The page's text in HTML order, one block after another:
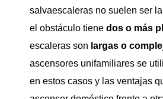
salvaescaleras no suelen ser
el obstáculo tiene dos o más
escaleras son largas o
ascensores unifamiliares se
en estos casos y las ventajas